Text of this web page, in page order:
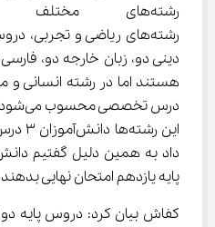
رشته‌های
رشته‌های ریاضی و
دینی دو، زبان خارجه دو،
هستند اما در رشته انسانی و
درس
این
پایه یازدهم امتحان نهایی
کفاش بیان کرد: دروس پایه